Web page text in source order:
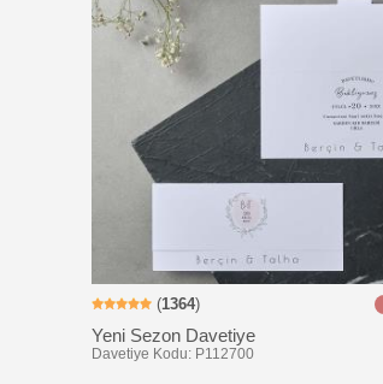
Davetiye Kodu: RS127
(1364)
Yeni Sezon Davetiye